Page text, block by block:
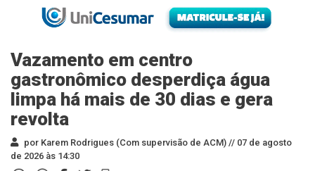
Vazamento em centro
gastronômico desperdiça água
limpa há mais de 30 dias e gera
revolta
por Karem Rodrigues (Com supervisão de ACM) // 07 de agosto
de 2026 às 14:30